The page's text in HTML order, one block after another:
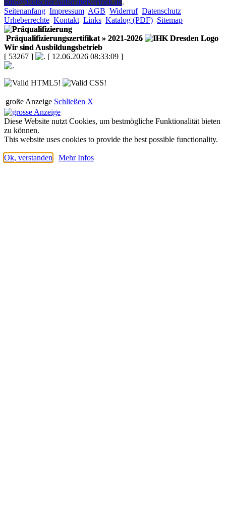
info@deutscher-hilfsmittelvertrieb.de.
Seitenanfang Impressum AGB Widerruf Datenschutz
Urheberrechte Kontakt Links Katalog (PDF) Sitemap
Präqualifizierungszertifikat » 2021-2026
Wir sind Ausbildungsbetrieb
[ 53267 ]
[ 12.06.2026 08:33:09 ]
große Anzeige Schließen X
Diese Website nutzt Cookies, um bestmögliche Funktionalität bieten
zu können.
This website uses cookies to provide the best possible functionality.
Ok, verstanden Mehr Infos